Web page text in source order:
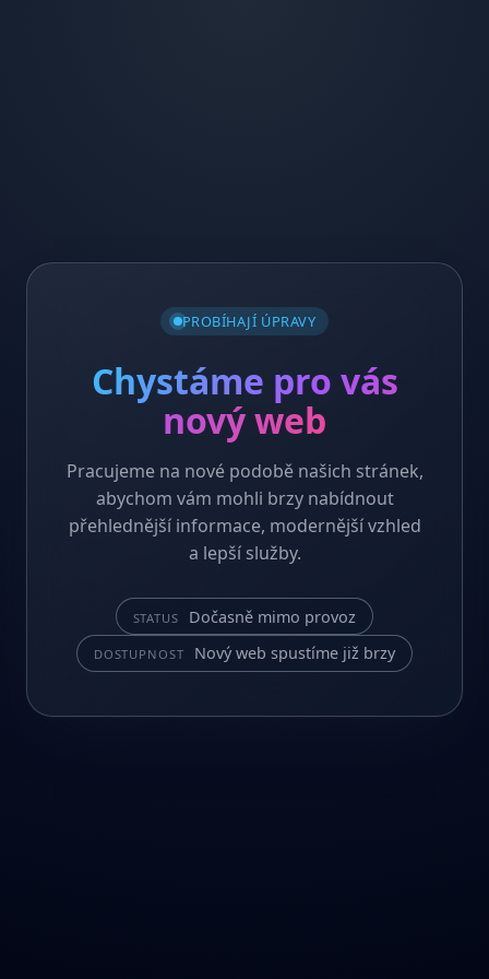
PROBÍHAJÍ ÚPRAVY
Chystáme pro vás
nový web
Pracujeme na nové podobě našich stránek,
abychom vám mohli brzy nabídnout
přehlednější informace, modernější vzhled
a lepší služby.
STATUS Dočasně mimo provoz
DOSTUPNOST Nový web spustíme již brzy